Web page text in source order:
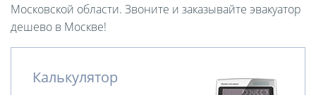
Московской области. Звоните и заказывайте эвакуатор
дешево в Москве!
Калькулятор